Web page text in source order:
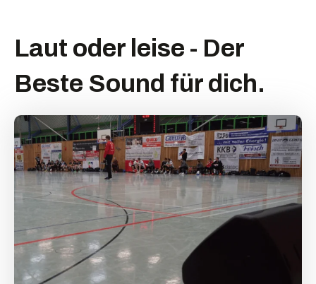
Laut oder leise - Der
Beste Sound für dich.